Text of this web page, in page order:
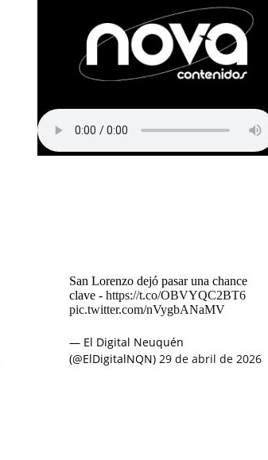
San Lorenzo dejó pasar una chance
clave - https://t.co/OBVYQC2BT6
pic.twitter.com/nVygbANaMV
— El Digital Neuquén
(@ElDigitalNQN) 29 de abril de 2026